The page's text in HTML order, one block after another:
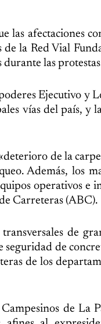
las afectaciones
la Red Vial
durante las
Ejecutivo y
vías del país, y
de la
Además, los
operativos e
Carreteras (ABC).
de
de
de los
de La